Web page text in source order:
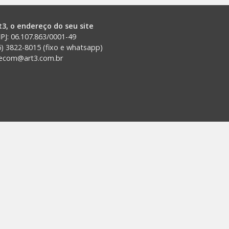
o endereço do seu site
06.107.863/0001-49
3822-8015 (fixo e whatsapp)